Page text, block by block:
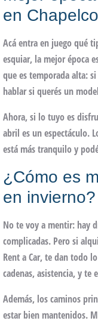
en Chapelco
Acá entra en juego qué
esquiar, la mejor época
que es temporada alta:
hablar si querés un
Ahora, si lo tuyo es
abril es un espectáculo.
está más tranquilo y
¿Cómo es
en invierno?
No te voy a mentir: hay
complicadas. Pero si
Rent a Car, te dan todo
cadenas, asistencia, y te
Además, los caminos
estar bien mantenidos.